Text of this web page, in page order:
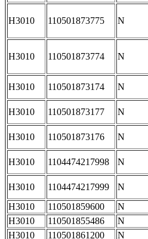
H3010 110501873775 N
H3010 110501873774 N
H3010 110501873174 N
H3010 110501873177 N
H3010 110501873176 N
H3010 1104474217998 N
H3010 1104474217999
N
H3010
110501859600
N
H3010
110501855486
N
H3010
110501861200 N